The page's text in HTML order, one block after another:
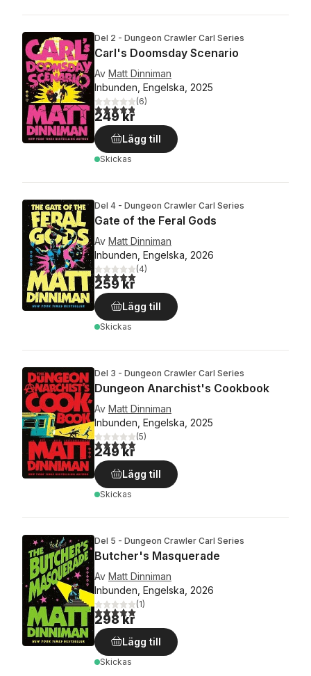
Del 2 - Dungeon Crawler Carl Series
Carl's Doomsday Scenario
Av Matt Dinniman
Inbunden, Engelska, 2025
4,8utav 5 stjärnor. Totalt antal röster:
(6)
249 kr
Lägg till
Skickas
Del 4 - Dungeon Crawler Carl Series
Gate of the Feral Gods
Av Matt Dinniman
Inbunden, Engelska, 2026
5,0utav 5 stjärnor. Totalt antal röster:
(4)
259 kr
Lägg till
Skickas
Del 3 - Dungeon Crawler Carl Series
Dungeon Anarchist's Cookbook
Av Matt Dinniman
Inbunden, Engelska, 2025
5,0utav 5 stjärnor. Totalt antal röster:
(5)
249 kr
Lägg till
Skickas
Del 5 - Dungeon Crawler Carl Series
Butcher's Masquerade
Av Matt Dinniman
Inbunden, Engelska, 2026
5,0utav 5 stjärnor. Totalt antal röster:
(1)
298 kr
Lägg till
Skickas